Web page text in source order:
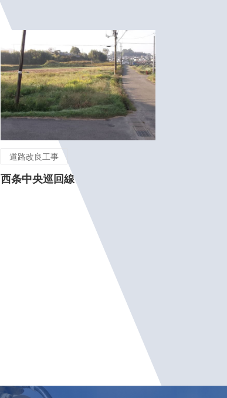
道路改良工事
西条中央巡回線